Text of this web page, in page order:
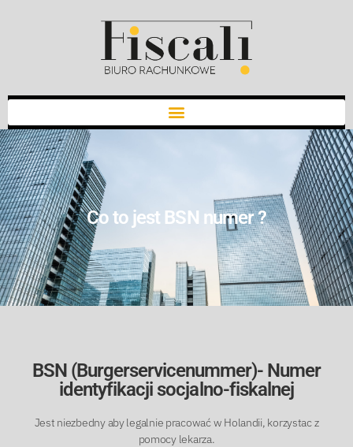
Co to jest BSN numer ?
BSN (Burgerservicenummer)- Numer
identyfikacji socjalno-fiskalnej
Jest niezbedny aby legalnie pracować w Holandii, korzystac z
pomocy lekarza.